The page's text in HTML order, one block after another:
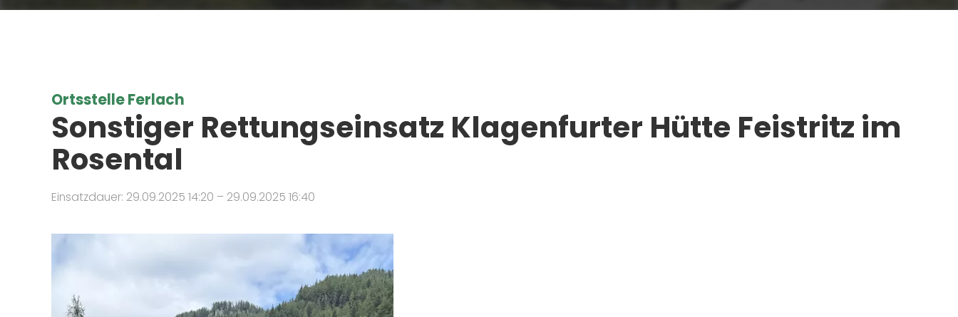
Ortsstelle Ferlach
Sonstiger Rettungseinsatz Klagenfurter Hütte Feistritz im
Rosental
Einsatzdauer: 29.09.2025 14:20 – 29.09.2025 16:40